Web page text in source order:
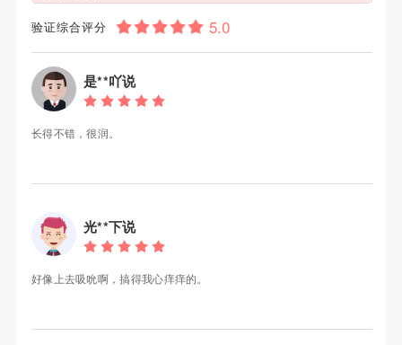
验证综合评分
是**吖说
长得不错，很润。
光**下说
好像上去吸吮啊，搞得我心痒痒的。